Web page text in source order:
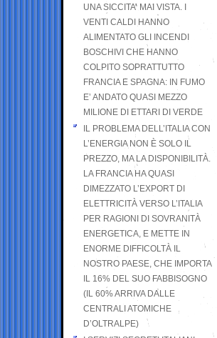
UNA SICCITA’ MAI VISTA. I
VENTI CALDI HANNO
ALIMENTATO GLI INCENDI
BOSCHIVI CHE HANNO
COLPITO SOPRATTUTTO
FRANCIA E SPAGNA: IN FUMO
E’ ANDATO QUASI MEZZO
MILIONE DI ETTARI DI VERDE
IL PROBLEMA DELL’ITALIA CON
L’ENERGIA NON È SOLO IL
PREZZO, MA LA DISPONIBILITÀ.
LA FRANCIA HA QUASI
DIMEZZATO L’EXPORT DI
ELETTRICITÀ VERSO L’ITALIA
PER RAGIONI DI SOVRANITÀ
ENERGETICA, E METTE IN
ENORME DIFFICOLTÀ IL
NOSTRO PAESE, CHE IMPORTA
IL 16% DEL SUO FABBISOGNO
(IL 60% ARRIVA DALLE
CENTRALI ATOMICHE
D’OLTRALPE)